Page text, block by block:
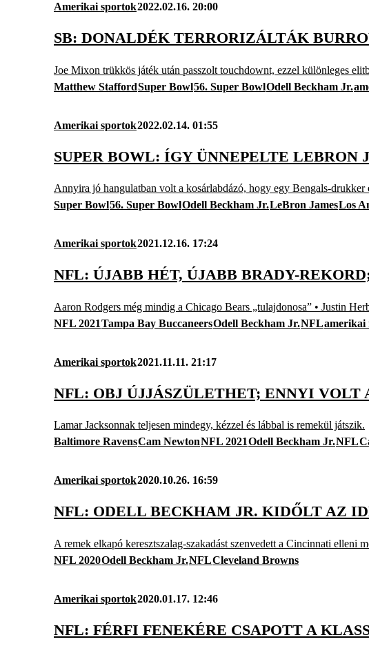
Amerikai sportok2022.02.16. 20:00
SB: DONALDÉK TERRORIZÁLTÁK
Joe Mixon trükkös játék után passzolt touchdownt, ezzel különleges
Matthew StaffordSuper Bowl56. Super BowlOdell Beckham Jr.
Amerikai sportok2022.02.14. 01:55
SUPER BOWL: ÍGY ÜNNEPELTE
Annyira jó hangulatban volt a kosárlabdázó, hogy egy Bengals-drukker
Super Bowl56. Super BowlOdell Beckham Jr.LeBron JamesLos
Amerikai sportok2021.12.16. 17:24
NFL: ÚJABB HÉT, ÚJABB BRADY-
Aaron Rodgers még mindig a Chicago Bears „tulajdonosa” • Justin
NFL 2021Tampa Bay BuccaneersOdell Beckham Jr.NFLamerikai
Amerikai sportok2021.11.11. 21:17
NFL: OBJ ÚJJÁSZÜLETHET; ENNYI
Lamar Jacksonnak teljesen mindegy, kézzel és lábbal is remekül játszik.
Baltimore RavensCam NewtonNFL 2021Odell Beckham Jr.NFL
Amerikai sportok2020.10.26. 16:59
NFL: ODELL BECKHAM JR. KIDŐLT AZ
A remek elkapó keresztszalag-szakadást szenvedett a Cincinnati elleni
NFL 2020Odell Beckham Jr.NFLCleveland Browns
Amerikai sportok2020.01.17. 12:46
NFL: FÉRFI FENEKÉRE CSAPOTT A